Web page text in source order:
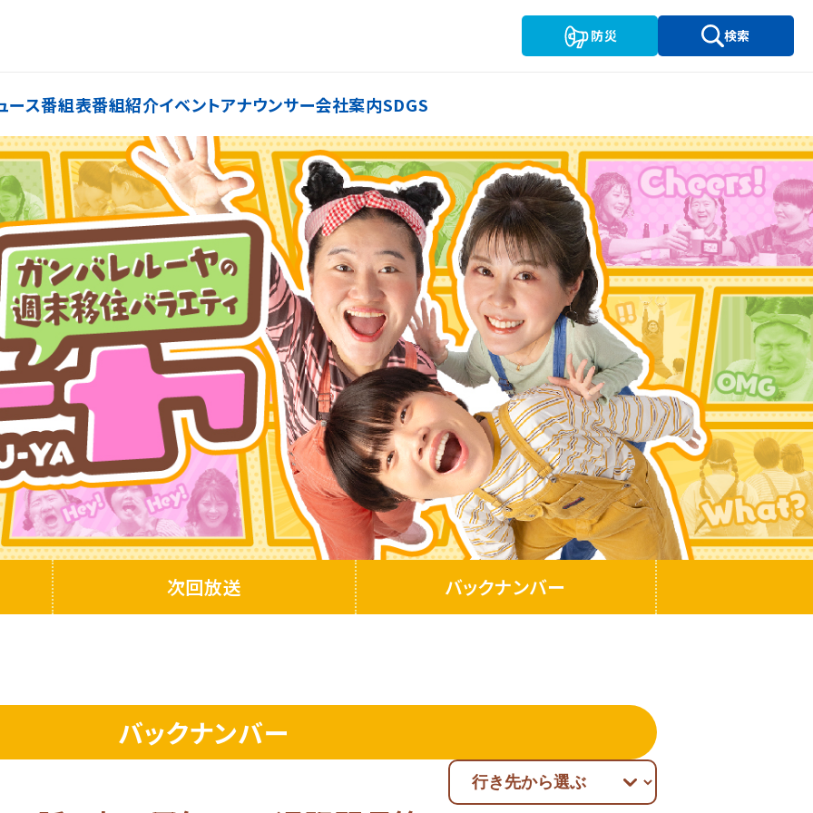
防災 検索
ース番組表番組紹介イベントアナウンサー会社案内SDGS
次回放送 バックナンバー
バックナンバー